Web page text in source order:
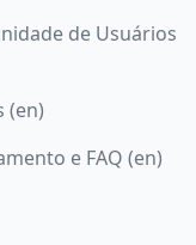
de Usuários
(en)
e FAQ (en)